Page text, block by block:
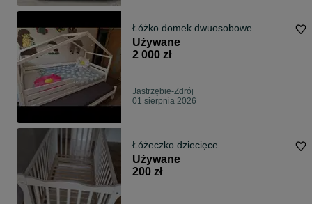
Łóżko domek dwuosobowe
Używane
2 000 zł
Jastrzębie-Zdrój
01 sierpnia 2026
Łóżeczko dziecięce
Używane
200 zł